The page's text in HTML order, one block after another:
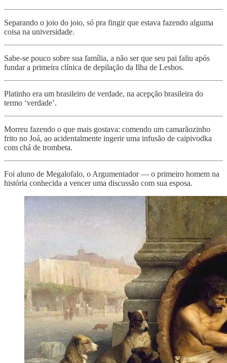
Separando o joio do joio, só pra fingir que estava fazendo alguma
coisa na universidade.
Sabe-se pouco sobre sua família, a não ser que seu pai faliu após
fundar a primeira clínica de depilação da Ilha de Lesbos.
Platinho era um brasileiro de verdade, na acepção brasileira do
termo ‘verdade’.
Morreu fazendo o que mais gostava: comendo um camarãozinho
frito no Joá, ao acidentalmente ingerir uma infusão de caipivodka
com chá de trombeta.
Foi aluno de Megalofalo, o Argumentador — o primeiro homem na
história conhecida a vencer uma discussão com sua esposa.